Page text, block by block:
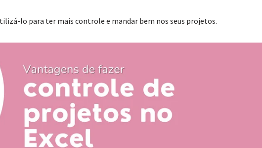
lo para ter mais controle e mandar bem nos seus projetos.